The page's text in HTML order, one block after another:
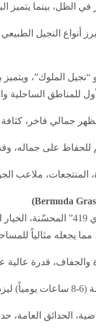
في الظل، بينما
أنواع النجيل
“نجيل الملوك”،
للمناطق
جمالي فاخر، كثافة
على جماله،
المنتجعات، ملاعب
يُعد نجيل برمودا،
يجعله مثالياً
والجفاف، قدرة عالية
البارد.
الحدائق العامة،